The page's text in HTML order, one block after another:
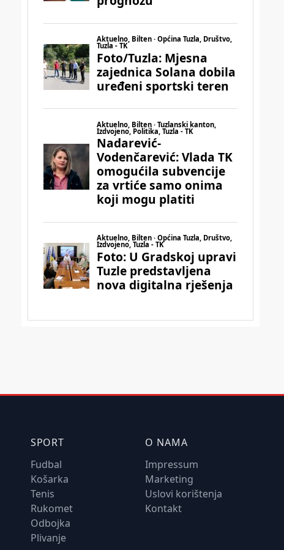
SPORT
Fudbal
Košarka
Tenis
Rukomet
Odbojka
Plivanje
O NAMA
Impressum
Marketing
Uslovi korištenja
Kontakt